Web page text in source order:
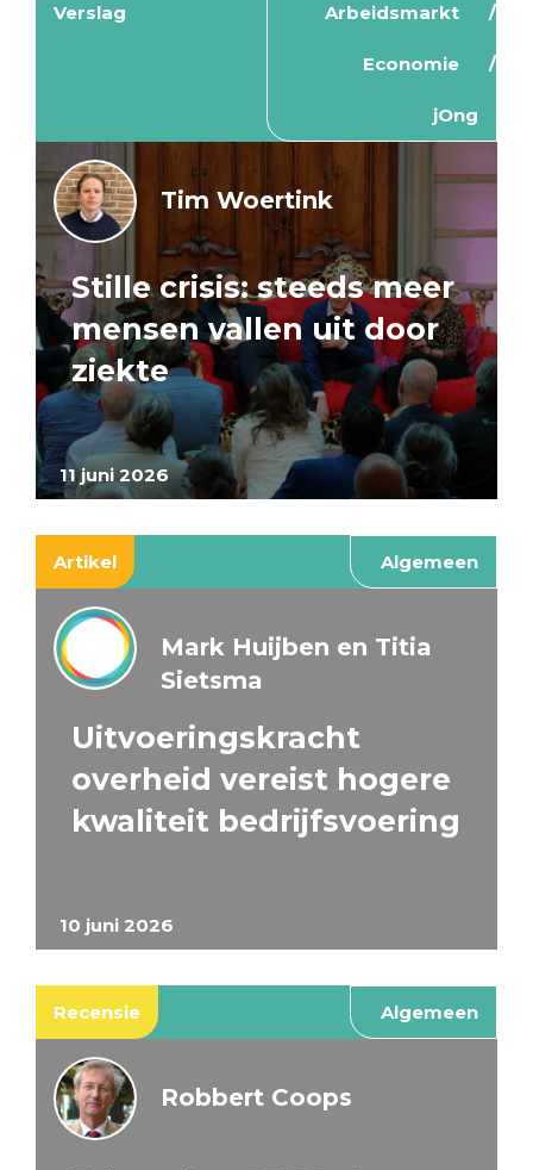
Verslag Arbeidsmarkt
Economie
jOng
11 juni 2026
Tim Woertink
Stille crisis: steeds meer
mensen vallen uit door
ziekte
Artikel Algemeen
10 juni 2026
Mark Huijben en Titia
Sietsma
Uitvoeringskracht
overheid vereist hogere
kwaliteit bedrijfsvoering
Recensie Algemeen
Robbert Coops